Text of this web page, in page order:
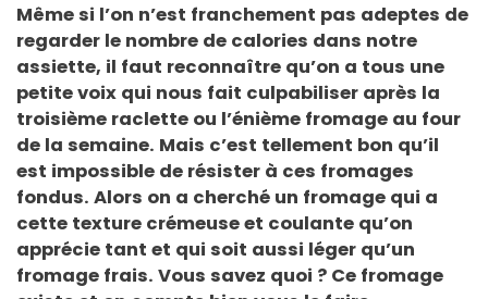
Même si l’on n’est franchement pas adeptes de
regarder le nombre de calories dans notre
assiette, il faut reconnaître qu’on a tous une
petite voix qui nous fait culpabiliser après la
troisième raclette ou l’énième fromage au four
de la semaine. Mais c’est tellement bon qu’il
est impossible de résister à ces fromages
fondus. Alors on a cherché un fromage qui a
cette texture crémeuse et coulante qu’on
apprécie tant et qui soit aussi léger qu’un
fromage frais. Vous savez quoi ? Ce fromage